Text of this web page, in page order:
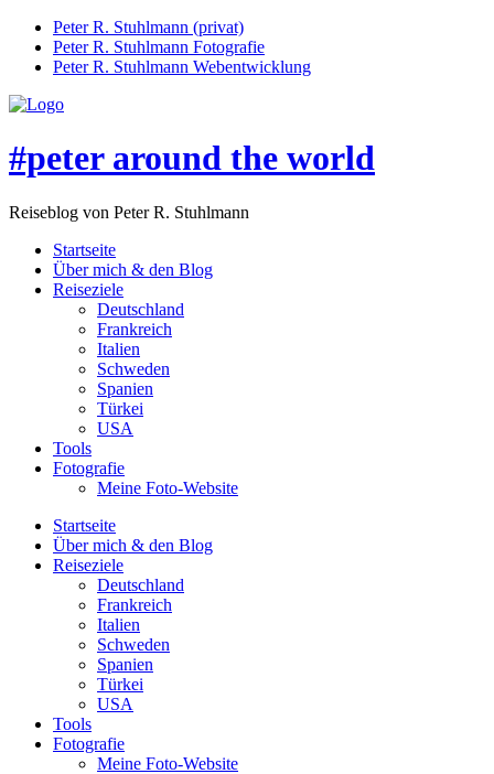
Peter R. Stuhlmann (privat)
Peter R. Stuhlmann Fotografie
Peter R. Stuhlmann Webentwicklung
#peter around the world
Reiseblog von Peter R. Stuhlmann
Startseite
Über mich & den Blog
Reiseziele
Deutschland
Frankreich
Italien
Schweden
Spanien
Türkei
USA
Tools
Fotografie
Meine Foto-Website
Startseite
Über mich & den Blog
Reiseziele
Deutschland
Frankreich
Italien
Schweden
Spanien
Türkei
USA
Tools
Fotografie
Meine Foto-Website